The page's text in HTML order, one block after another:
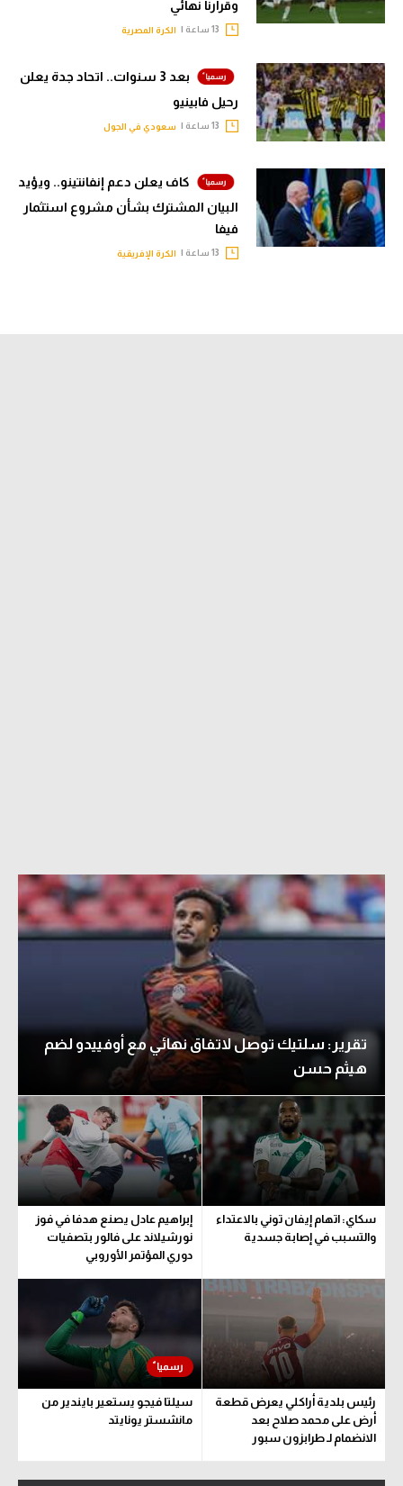
وقرارنا نهائي
الكرة المصرية
بعد 3 سنوات.. اتحاد جدة يعلن
رحيل فابينيو
سعودي في الجول
كاف يعلن دعم إنفانتينو.. ويؤيد
البيان المشترك بشأن مشروع استثمار
فيفا
الكرة الإفريقية
تقرير: سلتيك توصل لاتفاق نهائي مع أوفييدو لضم
هيثم حسن
سكاي: اتهام إيفان توني بالاعتداء
والتسبب في إصابة جسدية
إبراهيم عادل يصنع هدفا في فوز
نورشيلاند على فالور بتصفيات
دوري المؤتمر الأوروبي
رئيس بلدية أراكلي يعرض قطعة
أرض على محمد صلاح بعد
الانضمام لـ طرابزون سبور
سيلتا فيجو يستعير بايندير من
مانشستر يونايتد